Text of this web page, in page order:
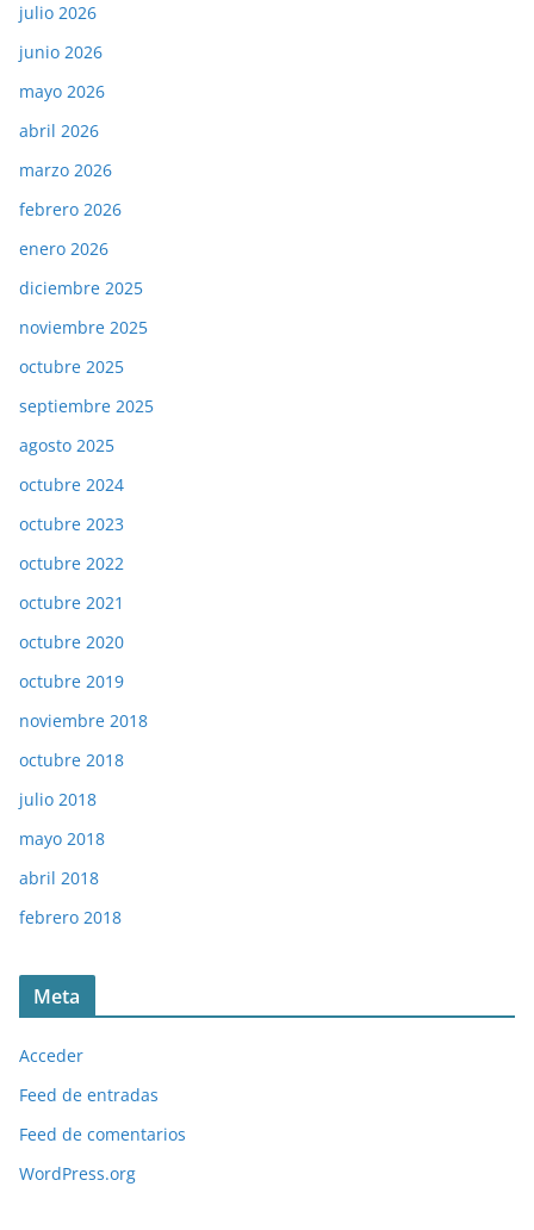
julio 2026
junio 2026
mayo 2026
abril 2026
marzo 2026
febrero 2026
enero 2026
diciembre 2025
noviembre 2025
octubre 2025
septiembre 2025
agosto 2025
octubre 2024
octubre 2023
octubre 2022
octubre 2021
octubre 2020
octubre 2019
noviembre 2018
octubre 2018
julio 2018
mayo 2018
abril 2018
febrero 2018
Meta
Acceder
Feed de entradas
Feed de comentarios
WordPress.org